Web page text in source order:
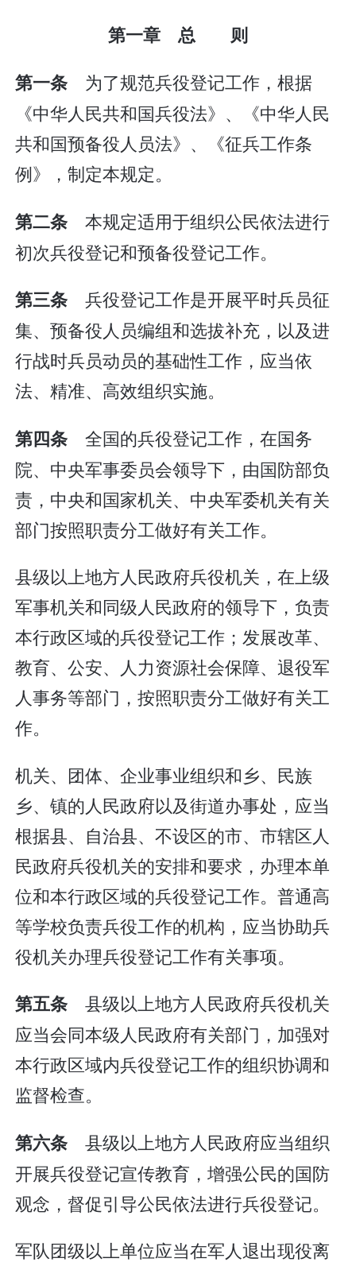
第一章 总 则
第一条 为了规范兵役登记工作，根据
《中华人民共和国兵役法》、《中华人民
共和国预备役人员法》、《征兵工作条
例》，制定本规定。
第二条本规定适用于组织公民依法进行
初次兵役登记和预备役登记工作。
第三条兵役登记工作是开展平时兵员征
集、预备役人员编组和选拔补充，以及进
行战时兵员动员的基础性工作，应当依
法、精准、高效组织实施。
第四条全国的兵役登记工作，在国务
院、中央军事委员会领导下，由国防部负
责，中央和国家机关、中央军委机关有关
部门按照职责分工做好有关工作。
县级以上地方人民政府兵役机关，在上级
军事机关和同级人民政府的领导下，负责
本行政区域的兵役登记工作；发展改革、
教育、公安、人力资源社会保障、退役军
人事务等部门，按照职责分工做好有关工
作。
机关、团体、企业事业组织和乡、民族
乡、镇的人民政府以及街道办事处，应当
根据县、自治县、不设区的市、市辖区人
民政府兵役机关的安排和要求，办理本单
位和本行政区域的兵役登记工作。普通高
等学校负责兵役工作的机构，应当协助兵
役机关办理兵役登记工作有关事项。
第五条县级以上地方人民政府兵役机关
应当会同本级人民政府有关部门，加强对
本行政区域内兵役登记工作的组织协调和
监督检查。
第六条县级以上地方人民政府应当组织
开展兵役登记宣传教育，增强公民的国防
观念，督促引导公民依法进行兵役登记。
军队团级以上单位应当在军人退出现役离